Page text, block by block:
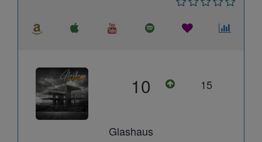
10 15
Glashaus